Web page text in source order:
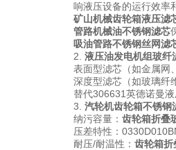
响液压设备的运行效率
矿山机械齿轮箱液压滤
管路机械油不锈钢滤芯
吸油管路不锈钢丝网滤
2. 液压油发电机组玻纤
表面型滤芯（如金属网
深度型滤芯（如玻璃纤
替代306631英德诺曼
3. 汽轮机齿轮箱不锈钢
纳污容量： 齿轮箱折叠
压差特性：
耐压/耐温性： 齿轮箱折